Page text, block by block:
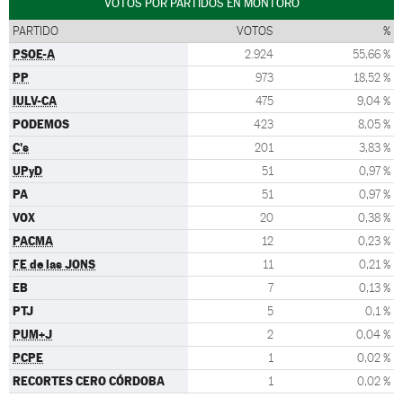
VOTOS POR PARTIDOS EN MONTORO
PARTIDO VOTOS %
PSOE-A 2.924 55,66 %
PP 973 18,52 %
IULV-CA 475 9,04 %
PODEMOS 423 8,05 %
C's 201 3,83 %
UPyD 51 0,97 %
PA 51 0,97 %
VOX 20 0,38 %
PACMA 12 0,23 %
FE de las JONS 11 0,21 %
EB 7 0,13 %
PTJ 5 0,1 %
PUM+J 2 0,04 %
PCPE 1 0,02 %
RECORTES CERO CÓRDOBA 1 0,02 %